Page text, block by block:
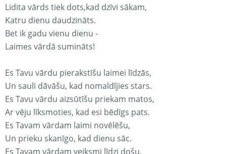
Lidita vārds tiek dots,kad dzīvi sākam,
Katru dienu daudzināts.
Bet ik gadu vienu dienu -
Laimes vārdā sumināts!
Es Tavu vārdu pierakstīšu laimei līdzās,
Un sauli dāvāšu, kad nomaldījies stars.
Es Tavu vārdu aizsūtīšu priekam matos,
Ar vēju līksmoties, kad esi bēdīgs pats.
Es Tavam vārdam laimi novēlēšu,
Un prieku skanīgo, kad dienu sāc.
Es Tavam vārdam veiksmi līdzi došu,